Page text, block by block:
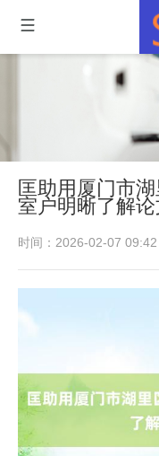
匡助用厦门市
室户明晰了解
时间：2026-02-07 09:42